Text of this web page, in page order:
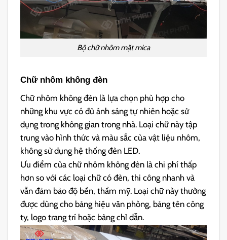
Bộ chữ nhôm mặt mica
Chữ nhôm không đèn
Chữ nhôm không đèn là lựa chọn phù hợp cho
những khu vực có đủ ánh sáng tự nhiên hoặc sử
dụng trong không gian trong nhà. Loại chữ này tập
trung vào hình thức và màu sắc của vật liệu nhôm,
không sử dụng hệ thống đèn LED.
Ưu điểm của chữ nhôm không đèn là chi phí thấp
hơn so với các loại chữ có đèn, thi công nhanh và
vẫn đảm bảo độ bền, thẩm mỹ. Loại chữ này thường
được dùng cho bảng hiệu văn phòng, bảng tên công
ty, logo trang trí hoặc bảng chỉ dẫn.